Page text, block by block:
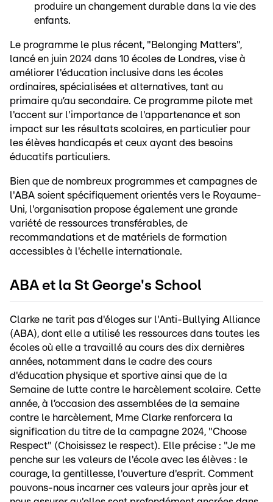
produire un changement durable dans la vie des
enfants.
Le programme le plus récent, "Belonging Matters",
lancé en juin 2024 dans 10 écoles de Londres, vise à
améliorer l'éducation inclusive dans les écoles
ordinaires, spécialisées et alternatives, tant au
primaire qu’au secondaire. Ce programme pilote met
l'accent sur l'importance de l'appartenance et son
impact sur les résultats scolaires, en particulier pour
les élèves handicapés et ceux ayant des besoins
éducatifs particuliers.
Bien que de nombreux programmes et campagnes de
l'ABA soient spécifiquement orientés vers le Royaume-
Uni, l'organisation propose également une grande
variété de ressources transférables, de
recommandations et de matériels de formation
accessibles à l'échelle internationale.
ABA et la St George's School
Clarke ne tarit pas d'éloges sur l'Anti-Bullying Alliance
(ABA), dont elle a utilisé les ressources dans toutes les
écoles où elle a travaillé au cours des dix dernières
années, notamment dans le cadre des cours
d'éducation physique et sportive ainsi que de la
Semaine de lutte contre le harcèlement scolaire. Cette
année, à l’occasion des assemblées de la semaine
contre le harcèlement, Mme Clarke renforcera la
signification du titre de la campagne 2024, "Choose
Respect" (Choisissez le respect). Elle précise : "Je me
penche sur les valeurs de l'école avec les élèves : le
courage, la gentillesse, l'ouverture d'esprit. Comment
pouvons-nous incarner ces valeurs jour après jour et